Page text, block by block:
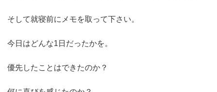
そして就寝前にメモを取って下さい。
今日はどんな1日だったかを。
優先したことはできたのか？